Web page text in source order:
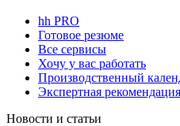
hh PRO
Готовое резюме
Все сервисы
Хочу у вас работать
Производственный
Экспертная рекомендация
Новости и статьи